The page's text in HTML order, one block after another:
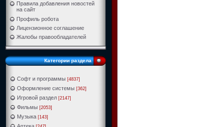
Правила добавления новостей
на сайт
Профиль робота
Лицензионное соглашение
Жалобы правообладателей
Категории раздела
Софт и программы [4837]
Оформление системы [362]
Игровой раздел [2147]
Фильмы [2053]
Музыка [143]